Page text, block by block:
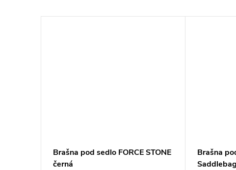
Brašna pod sedlo FORCE STONE
černá
Brašna